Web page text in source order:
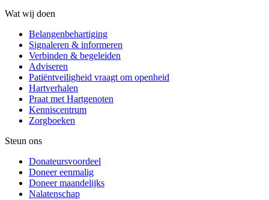
Wat wij doen
Belangenbehartiging
Signaleren & informeren
Verbinden & begeleiden
Adviseren
Patiëntveiligheid vraagt om openheid
Hartverhalen
Praat met Hartgenoten
Kenniscentrum
Zorgboeken
Steun ons
Donateursvoordeel
Doneer eenmalig
Doneer maandelijks
Nalatenschap